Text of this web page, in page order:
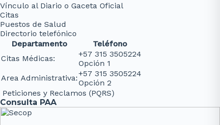
Vínculo al Diario o Gaceta Oficial
Citas
Puestos de Salud
Directorio telefónico
Departamento
Teléfono
Citas Médicas:
+57 315 3505224
Opción 1
Area Administrativa:+57 315 3505224
Opción 2
Peticiones y Reclamos (PQRS)
Consulta PAA